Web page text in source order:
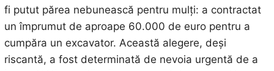
fi putut părea nebunească pentru mulți: a contractat
un împrumut de aproape 60.000 de euro pentru a
cumpăra un excavator. Această alegere, deși
riscantă, a fost determinată de nevoia urgentă de a